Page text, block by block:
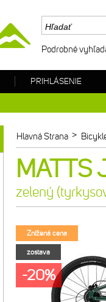
Hlavná Strana >
MATTS
zelený
Znížená cena
zostava
-20%
Podrobné
PRIHLÁSENIE